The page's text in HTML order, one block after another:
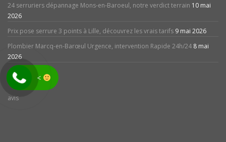
24 serruriers dépannage Mons-en-Baroeul, notre verdict terrain 10 mai
2026
Prix pose serrure 3 points à Lille, découvrez les vrais tarifs 9 mai 2026
Plombier Marcq-en-Barœul Urgence, intervention Rapide 24h/24 8 mai
2026
avis
<